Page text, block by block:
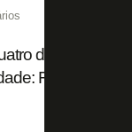
dias, título
Franclim abre